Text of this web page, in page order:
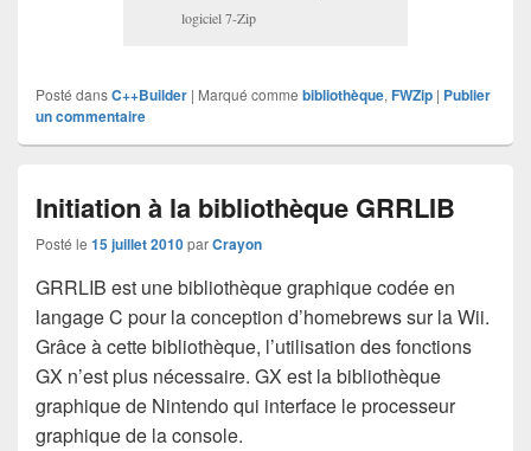
logiciel 7-Zip
Posté dansC++Builder | Marqué comme bibliothèque,FWZip | Publier
un commentaire
Initiation à la bibliothèque GRRLIB
Posté le 15 juillet 2010parCrayon
GRRLIB est une bibliothèque graphique codée en
langage C pour la conception d’homebrews sur la Wii.
Grâce à cette bibliothèque, l’utilisation des fonctions
GX n’est plus nécessaire. GX est la bibliothèque
graphique de Nintendo qui interface le processeur
graphique de la console.